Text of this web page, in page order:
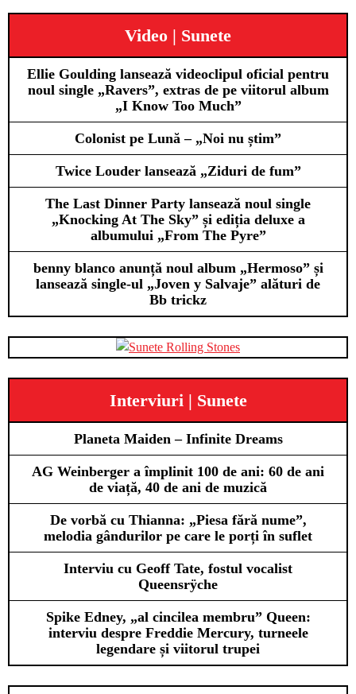
Video | Sunete
Ellie Goulding lansează videoclipul oficial pentru
noul single „Ravers”, extras de pe viitorul album
„I Know Too Much”
Colonist pe Lună – „Noi nu știm”
Twice Louder lansează „Ziduri de fum”
The Last Dinner Party lansează noul single
„Knocking At The Sky” și ediția deluxe a
albumului „From The Pyre”
benny blanco anunță noul album „Hermoso” și
lansează single-ul „Joven y Salvaje” alături de
Bb trickz
Interviuri | Sunete
Planeta Maiden – Infinite Dreams
AG Weinberger a împlinit 100 de ani: 60 de ani
de viață, 40 de ani de muzică
De vorbă cu Thianna: „Piesa fără nume”,
melodia gândurilor pe care le porți în suflet
Interviu cu Geoff Tate, fostul vocalist
Queensrÿche
Spike Edney, „al cincilea membru” Queen:
interviu despre Freddie Mercury, turneele
legendare și viitorul trupei